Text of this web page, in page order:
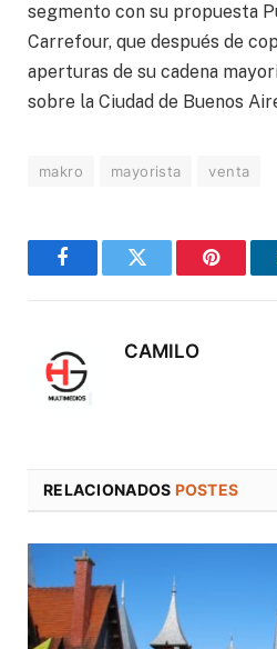
segmento con su propuesta
Carrefour, que después de
aperturas de su cadena
sobre la Ciudad de Buenos
makro mayorista venta
FacebookTwitter
CAMILO
RELACIONADOS POSTES